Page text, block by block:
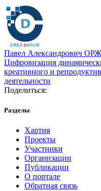
Павел Александрович
Цифровизация
креативного и
деятельности
Поделиться:
Разделы
Хартия
Проекты
Участники
Организации
Публикации
О портале
Обратная связь